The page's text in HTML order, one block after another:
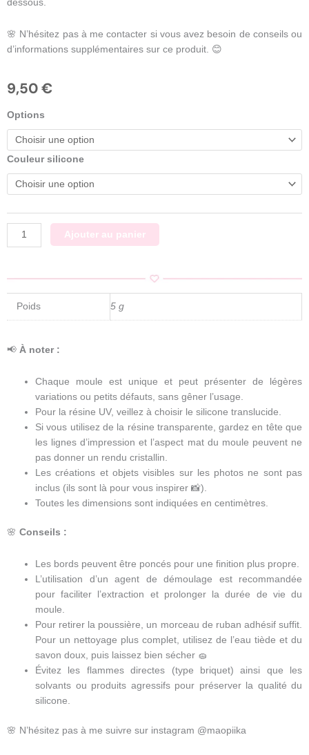
dessous.
🌸 N’hésitez pas à me contacter si vous avez besoin de conseils ou
d’informations supplémentaires sur ce produit. 😊
9,50€
Options
Couleur silicone
quantité
de
Boucle
d'oreilles
bouquet
commande
Ajouter au panier
Poids 5 g
📢 À noter :
Chaque moule est unique et peut présenter de légères
variations ou petits défauts, sans gêner l’usage.
Pour la résine UV, veillez à choisir le silicone translucide.
Si vous utilisez de la résine transparente, gardez en tête que
les lignes d’impression et l’aspect mat du moule peuvent ne
pas donner un rendu cristallin.
Les créations et objets visibles sur les photos ne sont pas
inclus (ils sont là pour vous inspirer 📸).
Toutes les dimensions sont indiquées en centimètres.
🌸 Conseils :
Les bords peuvent être poncés pour une finition plus propre.
L’utilisation d’un agent de démoulage est recommandée
pour faciliter l’extraction et prolonger la durée de vie du
moule.
Pour retirer la poussière, un morceau de ruban adhésif suffit.
Pour un nettoyage plus complet, utilisez de l’eau tiède et du
savon doux, puis laissez bien sécher 🧽
Évitez les flammes directes (type briquet) ainsi que les
solvants ou produits agressifs pour préserver la qualité du
silicone.
🌸 N’hésitez pas à me suivre sur instagram @maopiika